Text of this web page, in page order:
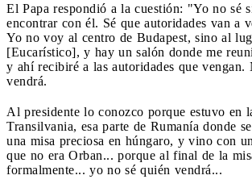
El Papa respondió a la cuestión: "Yo no sé
encontrar con él. Sé que autoridades van a
Yo no voy al centro de Budapest, sino al
[Eucarístico], y hay un salón donde me
y ahí recibiré a las autoridades que vengan.
vendrá.
Al presidente lo conozco porque estuvo en
Transilvania, esa parte de Rumanía donde
una misa preciosa en húngaro, y vino con
que no era Orban... porque al final de la
formalmente... yo no sé quién vendrá...